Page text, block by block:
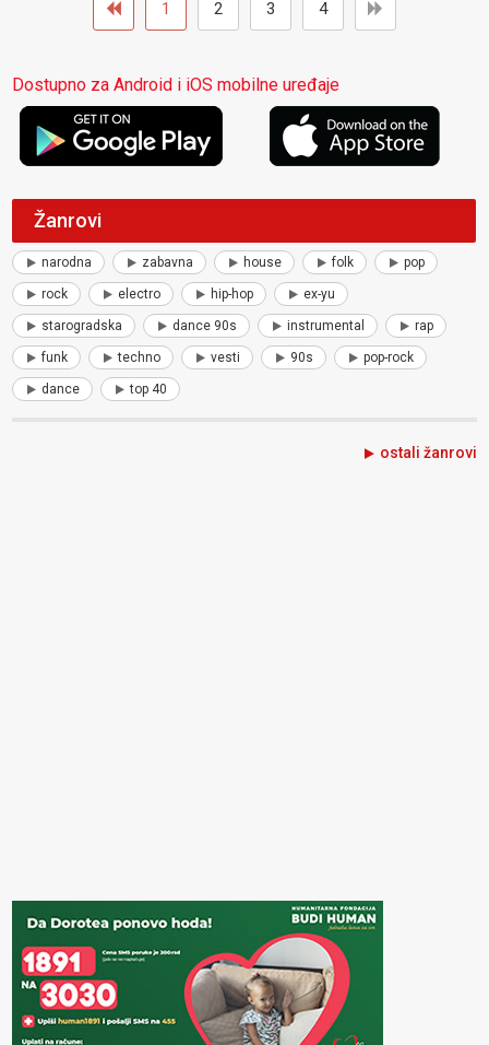
1 2 3 4
Dostupno za Android i iOS mobilne uređaje
Žanrovi
narodna zabavna house folk pop
rock electro hip-hop ex-yu
starogradska dance 90s instrumental rap
funk techno vesti 90s pop-rock
dance top 40
ostali žanrovi